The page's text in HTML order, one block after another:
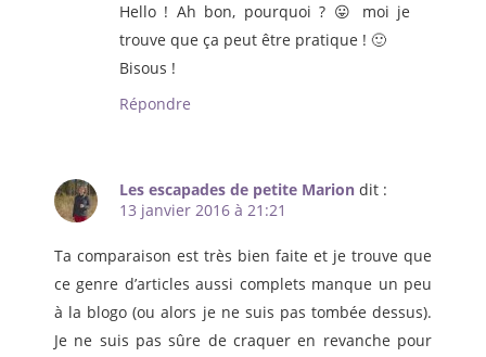
Hello ! Ah bon, pourquoi ? 😛 moi je
trouve que ça peut être pratique ! 🙂
Bisous !
Répondre
Les escapades de petite Marion dit :
13 janvier 2016 à 21:21
Ta comparaison est très bien faite et je trouve que
ce genre d’articles aussi complets manque un peu
à la blogo (ou alors je ne suis pas tombée dessus).
Je ne suis pas sûre de craquer en revanche pour